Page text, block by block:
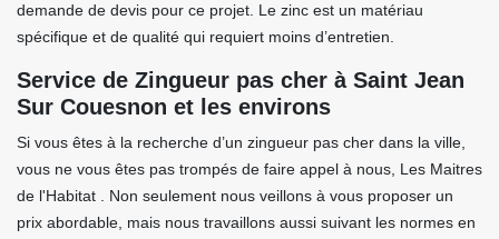
demande de devis pour ce projet. Le zinc est un matériau
spécifique et de qualité qui requiert moins d’entretien.
Service de Zingueur pas cher à Saint Jean
Sur Couesnon et les environs
Si vous êtes à la recherche d’un zingueur pas cher dans la ville,
vous ne vous êtes pas trompés de faire appel à nous, Les Maitres
de l'Habitat . Non seulement nous veillons à vous proposer un
prix abordable, mais nous travaillons aussi suivant les normes en